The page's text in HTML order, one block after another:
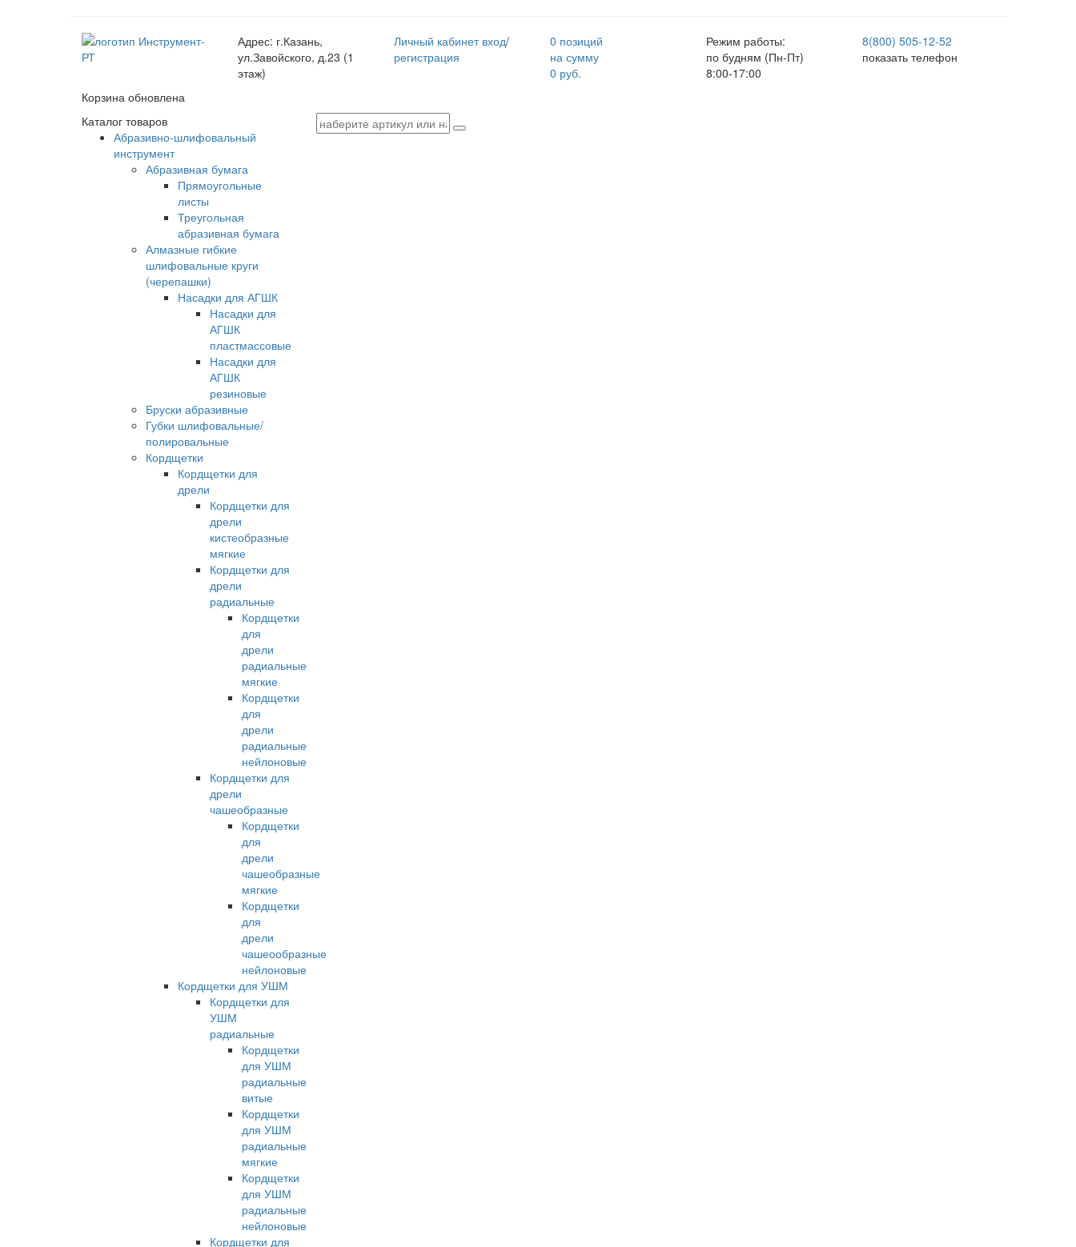
Адрес: г.Казань,
ул.Завойского, д.23 (1
этаж)
Личный кабинет вход/
регистрация
0 позиций
на сумму
0 руб.
Режим работы:
по будням (Пн-Пт)
8:00-17:00
8(800) 505-12-52
показать телефон
Корзина обновлена
Каталог товаров
Абразивно-шлифовальный
инструмент
Абразивная бумага
Прямоугольные
листы
Треугольная
абразивная бумага
Алмазные гибкие
шлифовальные круги
(черепашки)
Насадки для АГШК
Насадки для
АГШК
пластмассовые
Насадки для
АГШК
резиновые
Бруски абразивные
Губки шлифовальные/
полировальные
Кордщетки
Кордщетки для
дрели
Кордщетки для
дрели
кистеобразные
мягкие
Кордщетки для
дрели
радиальные
Кордщетки
для
дрели
радиальные
мягкие
Кордщетки
для
дрели
радиальные
нейлоновые
Кордщетки для
дрели
чашеобразные
Кордщетки
для
дрели
чашеобразные
мягкие
Кордщетки
для
дрели
чашеообразные
нейлоновые
Кордщетки для УШМ
Кордщетки для
УШМ
радиальные
Кордщетки
для УШМ
радиальные
витые
Кордщетки
для УШМ
радиальные
мягкие
Кордщетки
для УШМ
радиальные
нейлоновые
Кордщетки для